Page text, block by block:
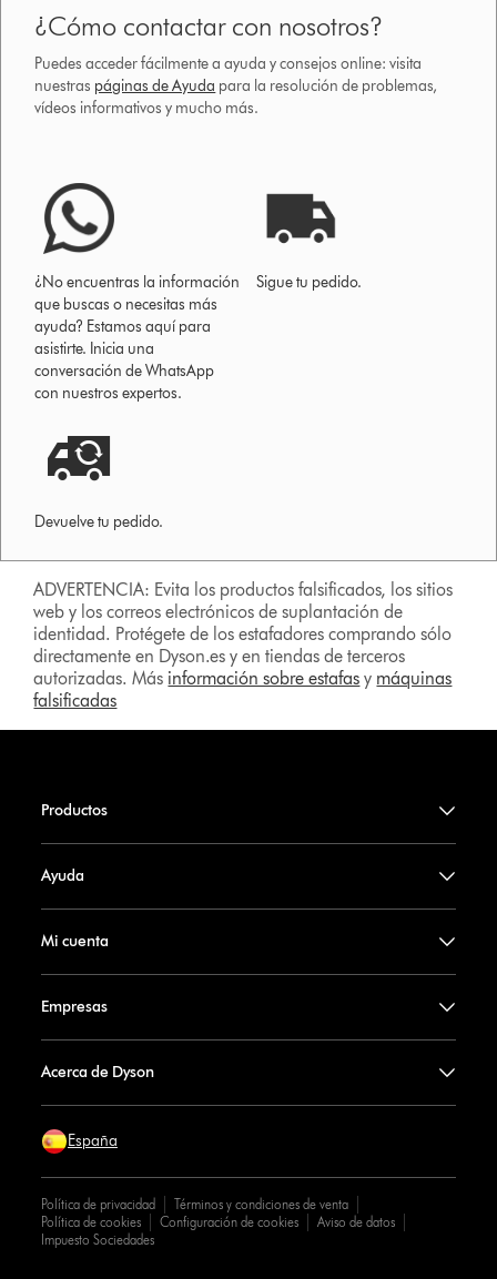
¿Cómo contactar con nosotros?
Puedes acceder fácilmente a ayuda y consejos online: visita
nuestras páginas de Ayuda para la resolución de problemas,
vídeos informativos y mucho más.
¿No encuentras la información
que buscas o necesitas más
ayuda? Estamos aquí para
asistirte. Inicia una
conversación de WhatsApp
con nuestros expertos.
Sigue tu pedido.
Devuelve tu pedido.
ADVERTENCIA: Evita los productos falsificados, los sitios
web y los correos electrónicos de suplantación de
identidad. Protégete de los estafadores comprando sólo
directamente en Dyson.es y en tiendas de terceros
autorizadas. Más información sobre estafas y máquinas
falsificadas
Productos
Ayuda
Mi cuenta
Empresas
Acerca de Dyson
España
Política de privacidad
Términos y condiciones de venta
Política de cookies
Configuración de cookies
Aviso de datos
Impuesto Sociedades